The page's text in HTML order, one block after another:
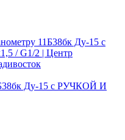
Ду-15 с РУЧКОЙ И